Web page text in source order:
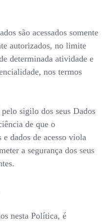
são acessados somente
autorizados, no limite
determinada atividade e
nos termos
sigilo dos seus Dados
de que o
dados de acesso viola
a segurança dos seus
nesta Política, é